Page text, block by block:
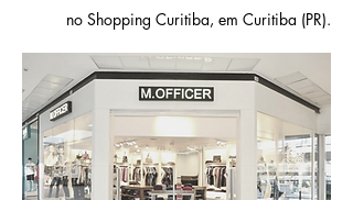
no Shopping Curitiba, em Curitiba (PR).